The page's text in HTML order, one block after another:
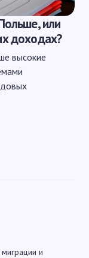
или
доходах?
высокие
и